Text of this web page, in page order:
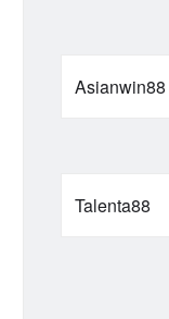
Asianwin88
Talenta88